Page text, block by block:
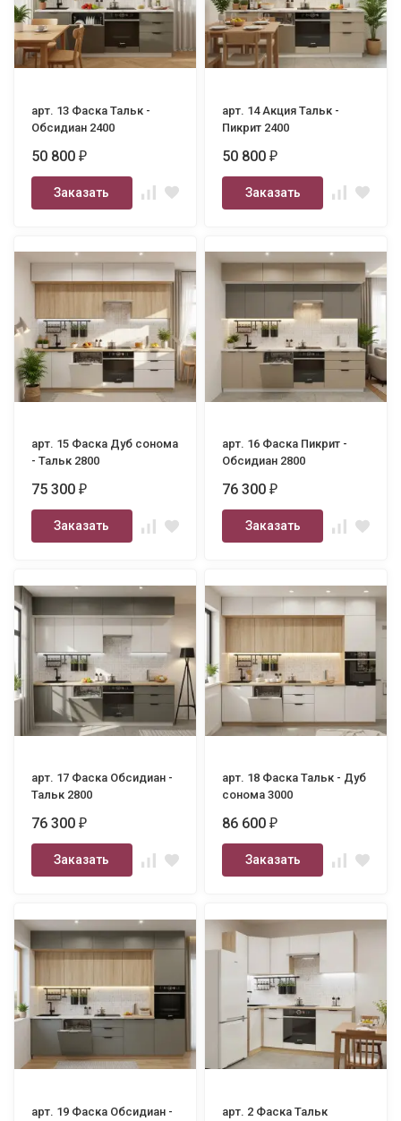
арт. 13 Фаска Тальк -
Обсидиан 2400
50 800₽
Заказать
арт. 14 Акция Тальк -
Пикрит 2400
50 800₽
Заказать
арт. 15 Фаска Дуб сонома
- Тальк 2800
75 300₽
Заказать
арт. 16 Фаска Пикрит -
Обсидиан 2800
76 300₽
Заказать
арт. 17 Фаска Обсидиан -
Тальк 2800
76 300₽
Заказать
арт. 18 Фаска Тальк - Дуб
сонома 3000
86 600₽
Заказать
арт. 19 Фаска Обсидиан -
арт. 2 Фаска Тальк